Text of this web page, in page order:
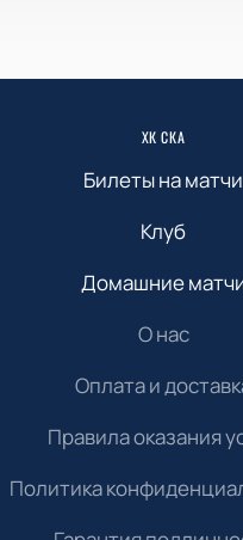
ХК СКА
Билеты на матчи
Клуб
Домашние
О нас
Оплата и
Правила оказания
Политика